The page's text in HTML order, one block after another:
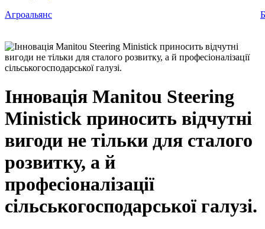
Агроальянс
Інновація Manitou Steering
Ministick приносить відчутні
вигоди не тільки для сталого
розвитку, а й
професіоналізації
сільськогосподарської галузі.